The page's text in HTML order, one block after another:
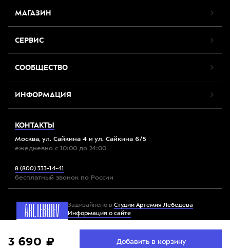
МАГАЗИН
СЕРВИС
СООБЩЕСТВО
ИНФОРМАЦИЯ
КОНТАКТЫ
Москва, ул. Сайкина 4 и ул. Сайкина 6/5
ежедневно с 10:00 до 24:00
8 (800) 333-14-41
бесплатный звонок по России
Задизайнено в Студии Артемия Лебедева
Информация о сайте
Все права защищены. 2012-2026 © Спорт-Марафон
сайтом, вы соглашаетесь с
условиями использования
Принять
3 690 ₽ Добавить в корзину